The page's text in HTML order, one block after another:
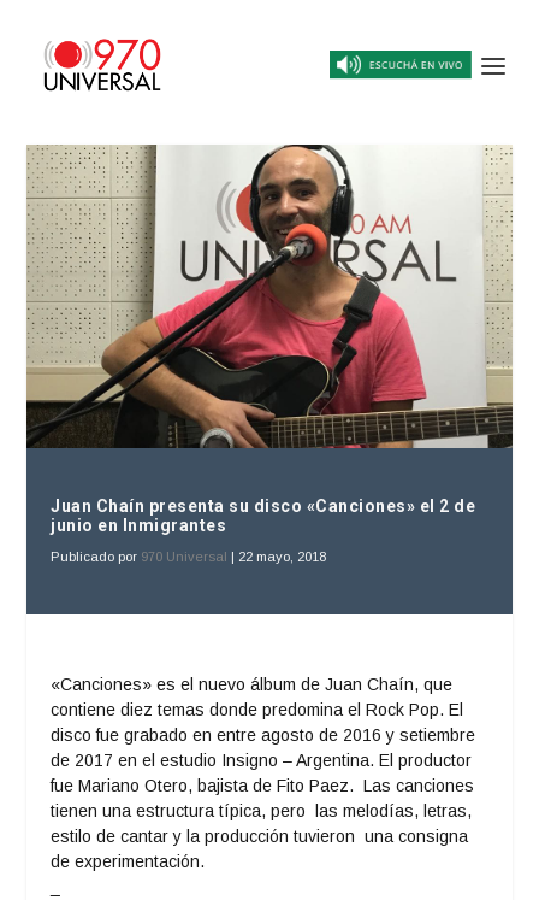
Juan Chaín presenta su disco «Canciones» el 2 de
junio en Inmigrantes
Publicado por 970 Universal | 22 mayo, 2018
«Canciones» es el nuevo álbum deJuan Chaín, que
contiene diez temas donde predomina el Rock Pop. El
disco fue grabado en entre agosto de 2016 y setiembre
de 2017 en el estudio Insigno – Argentina. El productor
fue Mariano Otero, bajista de Fito Paez. Las canciones
tienen una estructura típica, pero las melodías, letras,
estilo de cantar y la producción tuvieron una consigna
de experimentación.